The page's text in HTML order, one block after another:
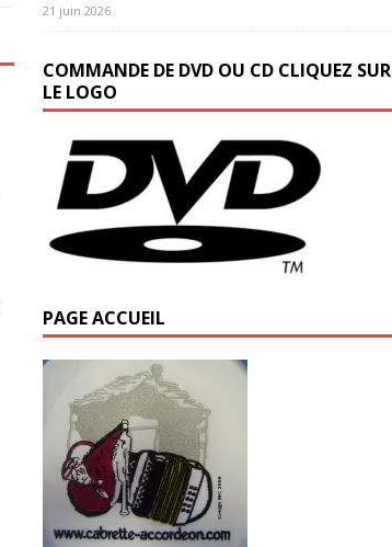
21 juin 2026
COMMANDE DE DVD OU CD CLIQUEZ SUR
LE LOGO
PAGE ACCUEIL